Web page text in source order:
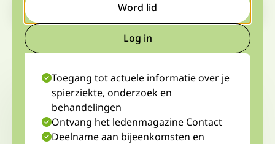
Let op. Dit is een ouder bericht. Het kan zijn dat de inhoud niet
meer actueel is.
23 oktober 2023 Stefan Bos, diagnosewerkgroep SMA
Word lid
Log inDeze link gaat naar een
Toegang tot actuele informatie over je
spierziekte, onderzoek en
behandelingen
Ontvang het ledenmagazine Contact
Deelname aan bijeenkomsten en